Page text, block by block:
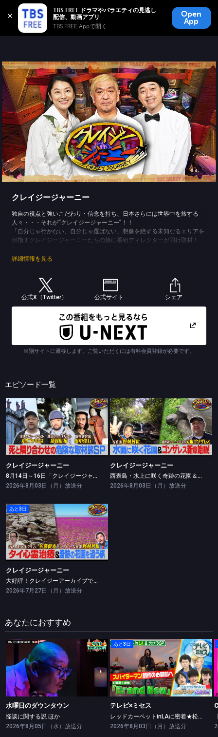
TBS FREE ドラマやバラエティの見逃し
TBS FREE Appで開く
Open
App
TBS FREE
無料見逃し配信
クレイジージャーニー
独自の視点と強いこだわり・信念を持ち、日本さらには世界中を旅する
人々・・・それが“クレイジージャーニー”！！
「自分じゃ行かない、自分じゃ選ばない」想像を絶する未知なるエリアを
目指すクレイジージャーニーたちの旅に番組ディレクターが同行取材！
遭遇した”常人離れの体験談をスタジオで語り尽くす！
詳細情報を見る
公式X（Twitter） 公式サイト シェア
※別サイトに遷移します。ご覧いただくには有料会員登録が必要です。
エピソード一覧
クレイジージャーニー
8月14日～16日「クレイジージャーニーライブ」直前！ジャーニー達のお宝＆命の危機を感じたあの旅
クレイジージャーニー
8月14日～16日「クレイジージャーニーライブ」直前！ジャーニー達のお宝＆命の危機を感じたあの旅
2026年8月03日（月）放送分
クレイジージャーニー
西表島・水上に咲く奇跡の花園＆ゴンザレスがガラパゴスへ！幻の花園＆楽園の裏！世界遺産ゴールデンSP
クレイジージャーニー
西表島・水上に咲く奇跡の花園＆ゴンザレスがガラパゴスへ！幻の花園＆楽園の裏！世界遺産ゴールデンSP
2026年8月03日（月）放送分
あと3日
クレイジージャーニー
大好評！クレイジーアーカイブで奇界遺産・佐藤健寿の観たい映像とは？＆砂漠に突如現れる奇跡の花園を撮る・野村哲也
クレイジージャーニー
大好評！クレイジーアーカイブで奇界遺産・佐藤健寿の観たい映像とは？＆砂漠に突如現れる奇跡の花園を撮る・野村哲也
2026年7月27日（月）放送分
あなたにおすすめ
水曜日のダウンタウン
怪談に関する説 ほか
水曜日のダウンタウン
怪談に関する説 ほか
2026年8月05日（水）放送分
あと3日
テレビ×ミセス
レッドカーペットinLAに密着★松山ケンイチ・高橋文哉ツッパリ勝負！
テレビ×ミセス
レッドカーペットinLAに密着★松山ケンイチ・高橋文哉ツッパリ勝負！
2026年8月03日（月）放送分